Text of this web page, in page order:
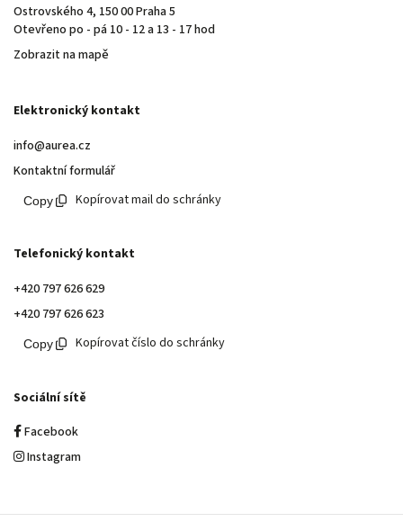
Ostrovského 4, 150 00 Praha 5
Otevřeno po - pá 10 - 12 a 13 - 17 hod
Zobrazit na mapě
Elektronický kontakt
info@aurea.cz
Kontaktní formulář
Kopírovat mail do schránky
Telefonický kontakt
+420 797 626 629
+420 797 626 623
Kopírovat číslo do schránky
Sociální sítě
Facebook
Instagram